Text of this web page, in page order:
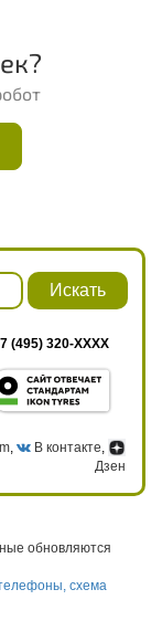
Искать
(495) 320-XXXX
, В контакте
Дзен
обновляются
схема